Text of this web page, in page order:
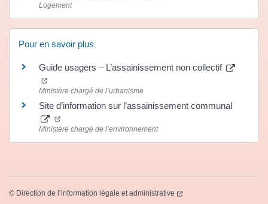
Logement
Pour en savoir plus
Guide usagers – L’assainissement non collectif
(ouverture dans un nouvel onglet)
Ministère chargé de l’urbanisme
Site d’information sur l’assainissement communal
(ouverture dans un nouvel onglet)
Ministère chargé de l’environnement
© Direction de l’information légale et administrative (ouverture dans un